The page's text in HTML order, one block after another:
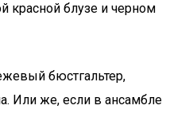
красной блузе и черном
бюстгальтер,
Или же, если в ансамбле